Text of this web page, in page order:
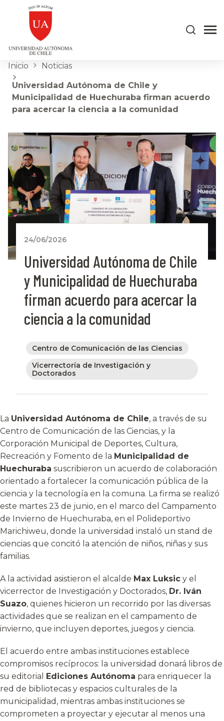
Inicio Noticias
Universidad Autónoma de Chile y
Municipalidad de Huechuraba firman acuerdo
para acercar la ciencia a la comunidad
24/06/2026
Universidad Autónoma de Chile
y Municipalidad de Huechuraba
firman acuerdo para acercar la
ciencia a la comunidad
Centro de Comunicación de las Ciencias
Vicerrectoría de Investigación y
Doctorados
La Universidad Autónoma de Chile, a través de su
Centro de Comunicación de las Ciencias, y la
Corporación Municipal de Deportes, Cultura,
Recreación y Fomento de la Municipalidad de
Huechuraba suscribieron un acuerdo de colaboración
orientado a fortalecer la comunicación pública de la
ciencia y la tecnología en la comuna. La firma se realizó
este martes 23 de junio, en el marco del Campamento
de Invierno de Huechuraba, en el Polideportivo
Marichiweu, donde la universidad instaló un stand de
ciencias que concitó la atención de niños, niñas y sus
familias.
A la actividad asistieron el alcalde Max Luksic y el
vicerrector de Investigación y Doctorados, Dr. Iván
Suazo, quienes hicieron un recorrido por las diversas
actividades que se realizan en el campamento de
invierno, que incluyen deportes, juegos y ciencia.
El acuerdo entre ambas instituciones establece
compromisos recíprocos: la universidad donará libros de
su editorial Ediciones Autónoma para enriquecer la
red de bibliotecas y espacios culturales de la
municipalidad, mientras ambas instituciones se
comprometen a proyectar y ejecutar al menos una